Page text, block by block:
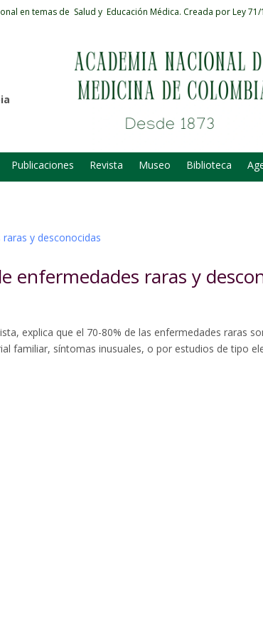
en temas de Salud y Educación Médica. Creada por Ley
Publicaciones Revista Museo Biblioteca
enfermedades raras y
explica que el 70-80% de las enfermedades raras
familiar, síntomas inusuales, o por estudios de tipo